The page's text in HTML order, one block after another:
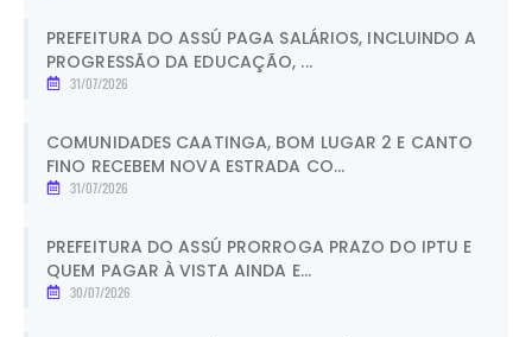
PREFEITURA DO ASSÚ PAGA SALÁRIOS, INCLUINDO A
PROGRESSÃO DA EDUCAÇÃO, ...
31/07/2026
COMUNIDADES CAATINGA, BOM LUGAR 2 E CANTO
FINO RECEBEM NOVA ESTRADA CO...
31/07/2026
PREFEITURA DO ASSÚ PRORROGA PRAZO DO IPTU E
QUEM PAGAR À VISTA AINDA E...
30/07/2026